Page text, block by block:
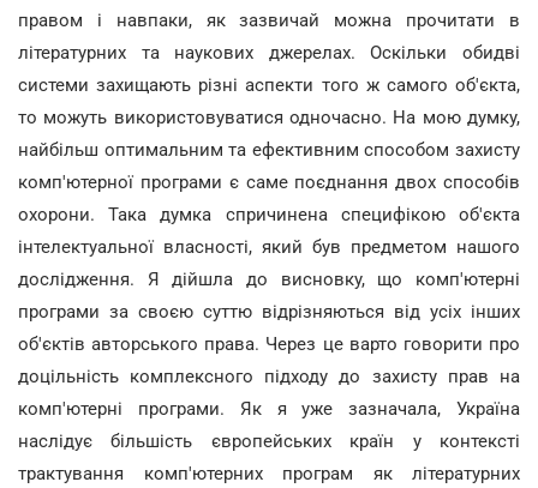
правом і навпаки, як зазвичай можна прочитати в
літературних та наукових джерелах. Оскільки обидві
системи захищають різні аспекти того ж самого об'єкта,
то можуть використовуватися одночасно. На мою думку,
найбільш оптимальним та ефективним способом захисту
комп'ютерної програми є саме поєднання двох способів
охорони. Така думка спричинена специфікою об'єкта
інтелектуальної власності, який був предметом нашого
дослідження. Я дійшла до висновку, що комп'ютерні
програми за своєю суттю відрізняються від усіх інших
об'єктів авторського права. Через це варто говорити про
доцільність комплексного підходу до захисту прав на
комп'ютерні програми. Як я уже зазначала, Україна
наслідує більшість європейських країн у контексті
трактування комп'ютерних програм як літературних